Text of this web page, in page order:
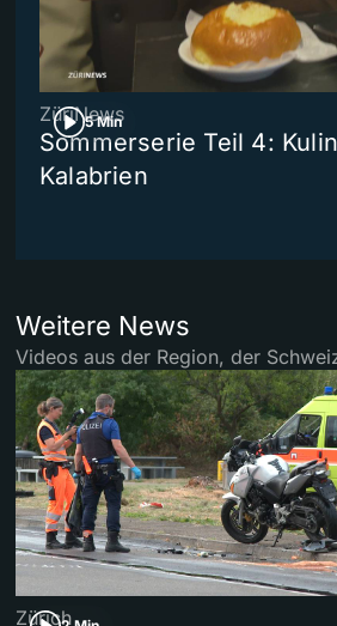
5 Min
ZüriNews
Sommerserie Teil 4:
Kalabrien
Weitere News
Videos aus der Region, der
Zürich